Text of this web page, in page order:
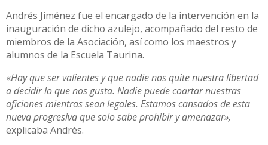
Andrés Jiménez fue el encargado de la intervención en la
inauguración de dicho azulejo, acompañado del resto de
miembros de la Asociación, así como los maestros y
alumnos de la Escuela Taurina.
«Hay que ser valientes y que nadie nos quite nuestra libertad
a decidir lo que nos gusta. Nadie puede coartar nuestras
aficiones mientras sean legales. Estamos cansados de esta
nueva progresiva que solo sabe prohibir y amenazar»,
explicaba Andrés.